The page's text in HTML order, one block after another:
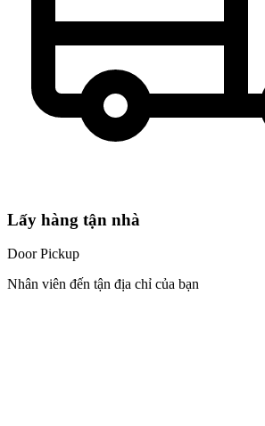
Lấy hàng tận nhà
Door Pickup
Nhân viên đến tận địa chỉ của bạn